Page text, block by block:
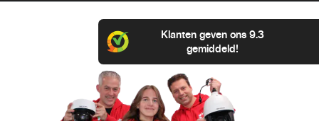
Klanten geven ons 9.3
gemiddeld!